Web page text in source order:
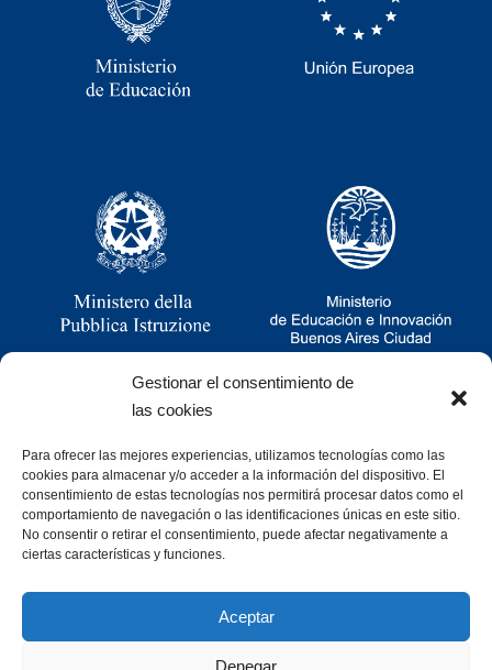
Gestionar el consentimiento de
las cookies
Para ofrecer las mejores experiencias, utilizamos tecnologías como las
cookies para almacenar y/o acceder a la información del dispositivo. El
consentimiento de estas tecnologías nos permitirá procesar datos como el
comportamiento de navegación o las identificaciones únicas en este sitio.
No consentir o retirar el consentimiento, puede afectar negativamente a
ciertas características y funciones.
Aceptar
Denegar
Ramsay 2251, CABA, Argentina
011 4781-0060
consultas@cristoforocolombo.org.ar